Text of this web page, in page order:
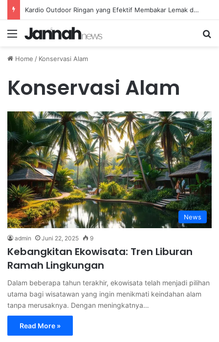
Kardio Outdoor Ringan yang Efektif Membakar Lemak dan Menyegarkan Tubuh Anda
Menu
Home / Konservasi Alam
Konservasi Alam
News
admin Juni 22, 2025 9
Kebangkitan Ekowisata: Tren Liburan
Ramah Lingkungan
Dalam beberapa tahun terakhir, ekowisata telah menjadi pilihan
utama bagi wisatawan yang ingin menikmati keindahan alam
tanpa merusaknya. Dengan meningkatnya…
Read More »